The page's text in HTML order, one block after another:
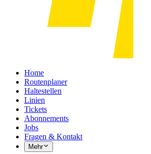
Home
Routenplaner
Haltestellen
Linien
Tickets
Abonnements
Jobs
Fragen & Kontakt
Mehr